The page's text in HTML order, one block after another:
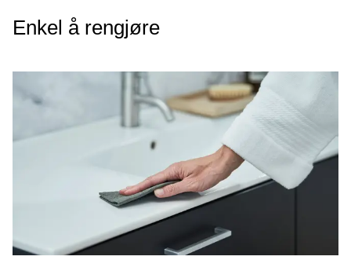
Enkel å rengjøre